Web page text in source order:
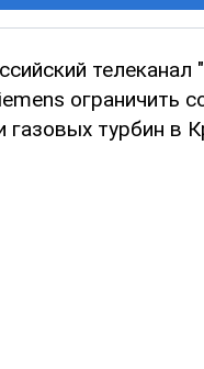
ограничить
газовых турбин в